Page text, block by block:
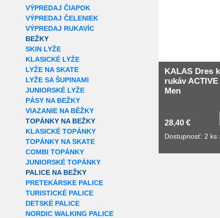
VÝPREDAJ ČIAPOK
VÝPREDAJ ČELENIEK
VÝPREDAJ RUKAVÍC
BEŽKY
SKIN LYŽE
KLASICKÉ LYŽE
LYŽE NA SKATE
LYŽE SA ŠUPINAMI
JUNIORSKÉ LYŽE
PÁSY NA BEŽKY
VIAZANIE NA BĚŽKY
TOPÁNKY NA BEŽKY
KLASICKÉ TOPÁNKY
TOPÁNKY NA SKATE
COMBI TOPÁNKY
JUNIORSKÉ TOPÁNKY
PALICE NA BEŽKY
PRETEKÁRSKE PALICE
TURISTICKÉ PALICE
DETSKÉ PALICE
NORDIC WALKING PALICE
KALAS Dres
rukáv
Men
28,40 €
Dostupnosť: 2 ks